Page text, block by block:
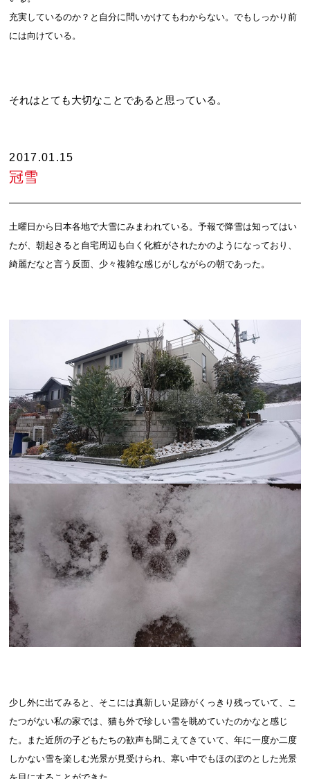
充実しているのか？と自分に問いかけてもわからない。でもしっかり前
には向けている。
それはとても大切なことであると思っている。
2017.01.15
冠雪
土曜日から日本各地で大雪にみまわれている。予報で降雪は知ってはい
たが、朝起きると自宅周辺も白く化粧がされたかのようになっており、
綺麗だなと言う反面、少々複雑な感じがしながらの朝であった。
少し外に出てみると、そこには真新しい足跡がくっきり残っていて、こ
たつがない私の家では、猫も外で珍しい雪を眺めていたのかなと感じ
た。また近所の子どもたちの歓声も聞こえてきていて、年に一度か二度
しかない雪を楽しむ光景が見受けられ、寒い中でもほのぼのとした光景